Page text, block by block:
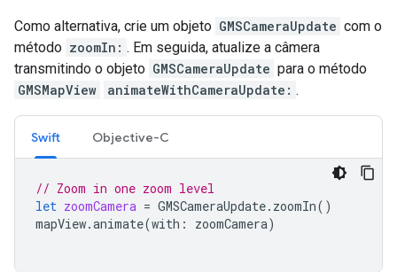
Como alternativa, crie um objeto GMSCameraUpdate com o
método zoomIn: . Em seguida, atualize a câmera
transmitindo o objeto GMSCameraUpdate para o método
GMSMapView
animateWithCameraUpdate: .
Swift Objective-C
// Zoom in one zoom level
let zoomCamera = GMSCameraUpdate. zoomIn()
mapView.animate(with : zoomCamera)